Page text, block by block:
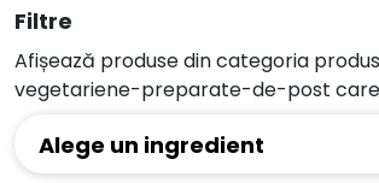
Filtre
Afișează produse din categoria
vegetariene-preparate-de-post
Alege un ingredient